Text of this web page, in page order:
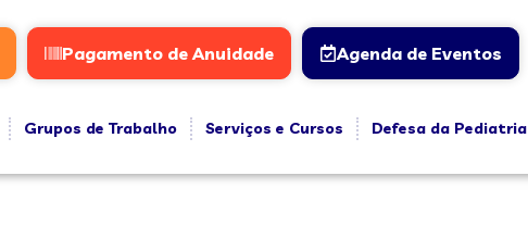
Pagamento de Anuidade Agenda de Eventos
Grupos de Trabalho Serviços e Cursos
Defesa da Pediatria